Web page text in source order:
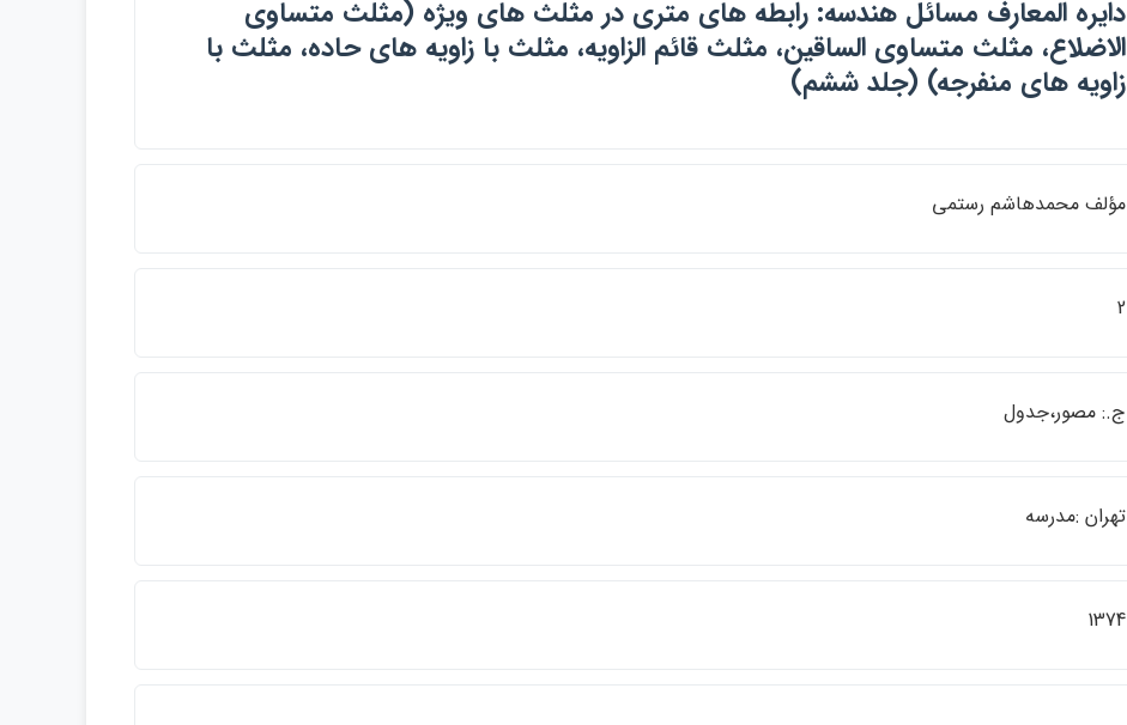
دايره المعارف مسائل هندسه: رابطه هاي متري در مثلث هاي ويژه (مثلث متساوي
الاضلاع، مثلث متساوي الساقين، مثلث قائم الزاويه، مثلث با زاويه هاي حاده، مثلث با
زاويه هاي منفرجه) (جلد ششم)
مؤلف محمدهاشم رستمي
2
ج.: مصور،‌جدول
تهران :مدرسه
1374